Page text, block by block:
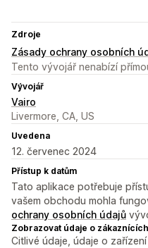
Zdroje
Zásady ochrany osobních
Tento vývojář nenabízí
Vývojář
Vairo
Livermore, CA, US
Uvedena
12. červenec 2024
Přístup k datům
Tato aplikace potřebuje
vašem obchodu mohla
ochrany osobních údajů
Zobrazovat údaje o
Citlivé údaje, údaje o